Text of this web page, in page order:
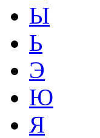
Ы
Ь
Э
Ю
Я